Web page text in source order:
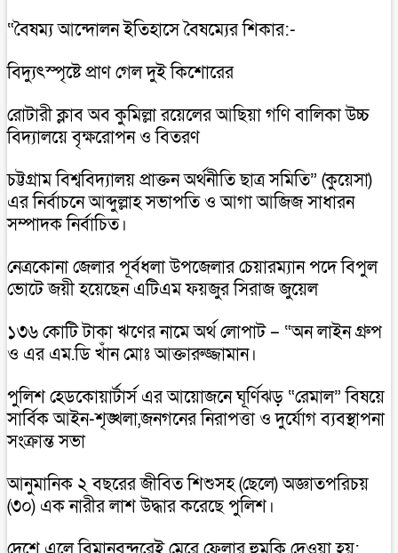
“বৈষম্য আন্দোলন ইতিহাসে বৈষম্যের শিকার:-
বিদ্যুৎস্পৃষ্টে প্রাণ গেল দুই কিশোরের
রোটারী ক্লাব অব কুমিল্লা রয়েলের আছিয়া গণি বালিকা উচ্চ
বিদ্যালয়ে বৃক্ষরোপন ও বিতরণ
চট্টগ্রাম বিশ্ববিদ্যালয় প্রাক্তন অর্থনীতি ছাত্র সমিতি” (কুয়েসা)
এর নির্বাচনে আব্দুল্লাহ সভাপতি ও আগা আজিজ সাধারন
সম্পাদক নির্বাচিত।
নেত্রকোনা জেলার পূর্বধলা উপজেলার চেয়ারম্যান পদে বিপুল
ভোটে জয়ী হয়েছেন এটিএম ফয়জুর সিরাজ জুয়েল
১৩৬ কোটি টাকা ঋণের নামে অর্থ লোপাট – “অন লাইন গ্রুপ
ও এর এম.ডি খাঁন মোঃ আক্তারুজ্জামান।
পুলিশ হেডকোয়ার্টার্স এর আয়োজনে ঘূর্ণিঝড় “রেমাল” বিষয়ে
সার্বিক আইন-শৃঙ্খলা,জনগনের নিরাপত্তা ও দুর্যোগ ব্যবস্থাপনা
সংক্রান্ত সভা
আনুমানিক ২ বছরের জীবিত শিশুসহ (ছেলে) অজ্ঞাতপরিচয়
(৩০) এক নারীর লাশ উদ্ধার করেছে পুলিশ।